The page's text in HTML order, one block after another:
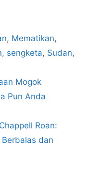
, Mematikan,
, sengketa, Sudan,
Mogok
Pun Anda
Roan:
dan